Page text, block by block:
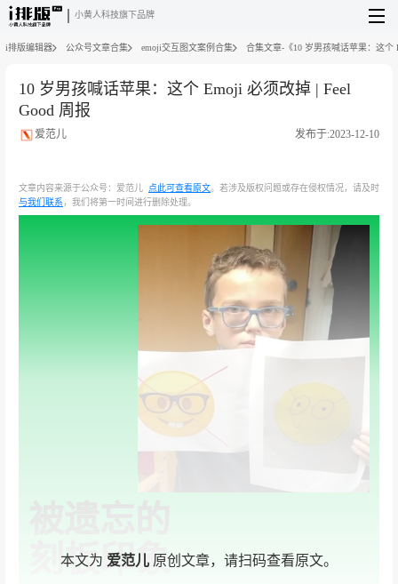
小黄人科技旗下品牌
i排版编辑器 公众号文章合集 emoji交互图文案例合集 合集文章-《10 岁男孩喊话苹果：这个
10 岁男孩喊话苹果：这个 Emoji 必须改掉 | Feel
Good 周报
爱范儿 发布于:2023-12-10
文章内容来源于公众号：爱范儿 点此可查看原文。若涉及版权问题或存在侵权情况，请及时
与我们联系 ，我们将第一时间进行删除处理。
刻板印象
本文为 爱范儿 原创文章，请扫码查看原文。